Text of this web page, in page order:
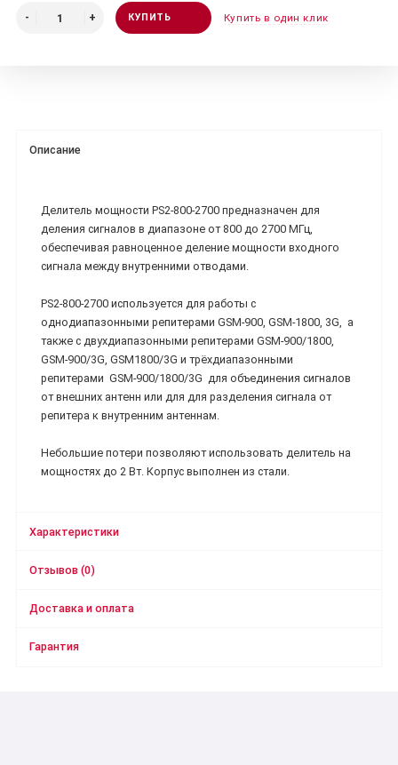
КУПИТЬ Купить в один клик
Описание
Делитель мощности PS2-800-2700 предназначен для
деления сигналов в диапазоне от 800 до 2700 МГц,
обеспечивая равноценное деление мощности входного
сигнала между внутренними отводами.
PS2-800-2700 используется для работы с
однодиапазонными репитерами GSM-900, GSM-1800, 3G, а
также с двухдиапазонными репитерами GSM-900/1800,
GSM-900/3G, GSM1800/3G и трёхдиапазонными
репитерами GSM-900/1800/3G для объединения сигналов
от внешних антенн или для для разделения сигнала от
репитера к внутренним антеннам.
Небольшие потери позволяют использовать делитель на
мощностях до 2 Вт. Корпус выполнен из стали.
Характеристики
Отзывов (0)
Доставка и оплата
Гарантия